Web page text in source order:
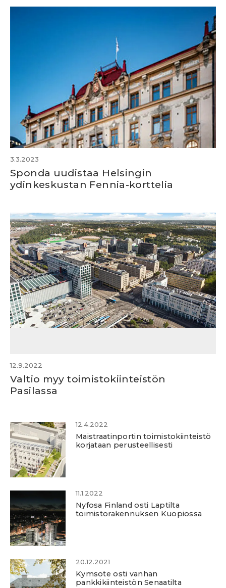
3.3.2023
Sponda uudistaa Helsingin
ydinkeskustan Fennia-korttelia
12.9.2022
Valtio myy toimistokiinteistön
Pasilassa
12.4.2022
Maistraatinportin toimistokiinteistö
korjataan perusteellisesti
11.1.2022
Nyfosa Finland osti Laptilta
toimistorakennuksen Kuopiossa
20.12.2021
Kymsote osti vanhan
pankkikiinteistön Senaatilta